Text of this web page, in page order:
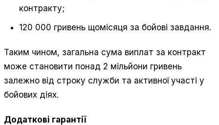
контракту;
120 000 гривень щомісяця за бойові завдання.
Таким чином, загальна сума виплат за контракт
може становити понад 2 мільйони гривень
залежно від строку служби та активної участі у
бойових діях.
Додаткові гарантії